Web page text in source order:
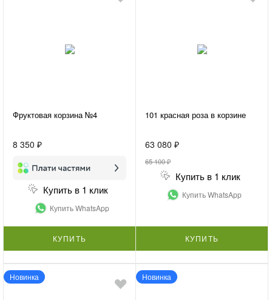
Фруктовая корзина №4
8 350 ₽
Купить в 1 клик
Купить WhatsApp
КУПИТЬ
101 красная роза в корзине
63 080 ₽
65 100 ₽
Купить в 1 клик
Купить WhatsApp
КУПИТЬ
Новинка Новинка